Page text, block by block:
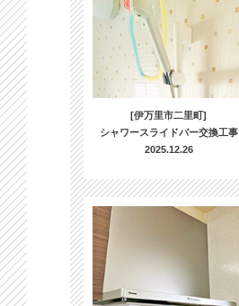
[伊万里市二里町]
シャワースライドバー交換工事
2025.12.26